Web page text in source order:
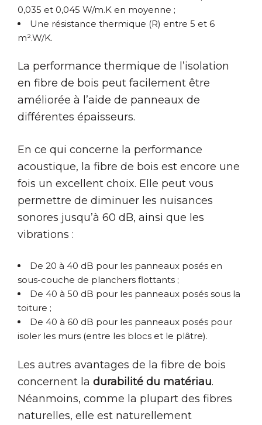
0,035 et 0,045 W/m.K en moyenne ;
Une résistance thermique (R) entre 5 et 6
m².W/K.
La performance thermique de l’isolation
en fibre de bois peut facilement être
améliorée à l’aide de panneaux de
différentes épaisseurs.
En ce qui concerne la performance
acoustique, la fibre de bois est encore une
fois un excellent choix. Elle peut vous
permettre de diminuer les nuisances
sonores jusqu’à 60 dB, ainsi que les
vibrations :
De 20 à 40 dB pour les panneaux posés en
sous-couche de planchers flottants ;
De 40 à 50 dB pour les panneaux posés sous la
toiture ;
De 40 à 60 dB pour les panneaux posés pour
isoler les murs (entre les blocs et le plâtre).
Les autres avantages de la fibre de bois
concernent la durabilité du matériau.
Néanmoins, comme la plupart des fibres
naturelles, elle est naturellement